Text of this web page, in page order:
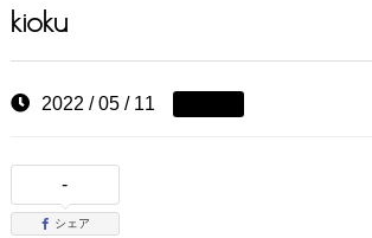
kioku
2022 / 05 / 11
-
シェア